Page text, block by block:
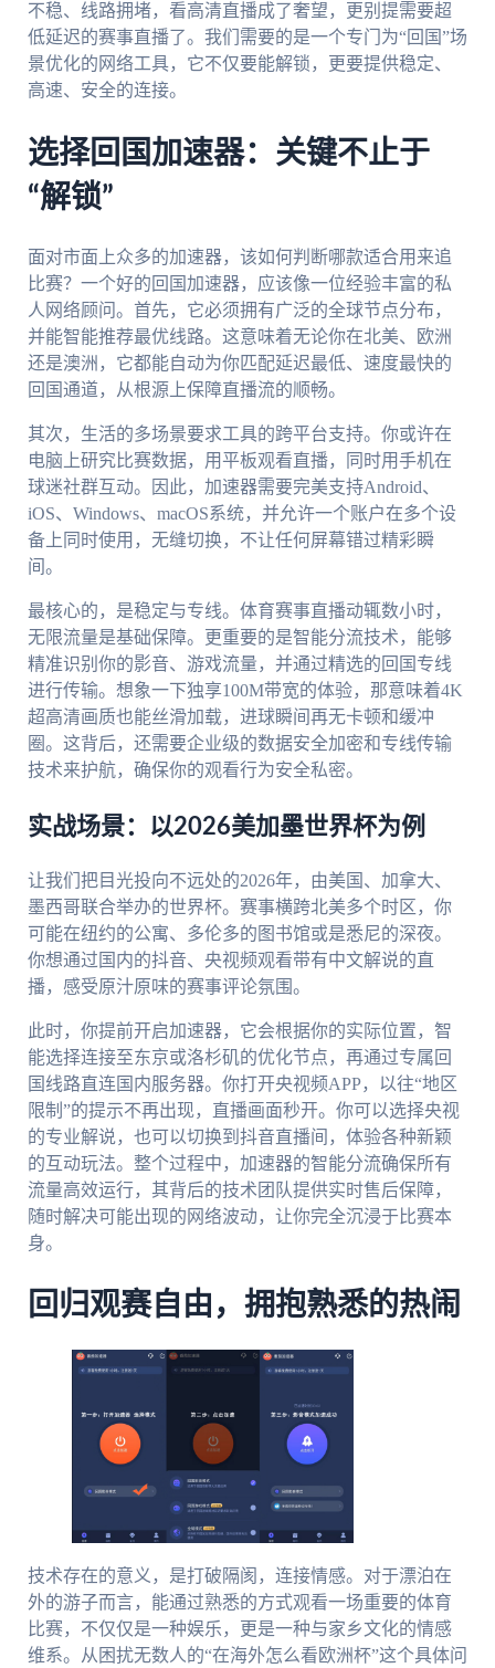
不稳、线路拥堵，看高清直播成了奢望，更别提需要超
低延迟的赛事直播了。我们需要的是一个专门为“回国”场
景优化的网络工具，它不仅要能解锁，更要提供稳定、
高速、安全的连接。
选择回国加速器：关键不止于
“解锁”
面对市面上众多的加速器，该如何判断哪款适合用来追
比赛？一个好的回国加速器，应该像一位经验丰富的私
人网络顾问。首先，它必须拥有广泛的全球节点分布，
并能智能推荐最优线路。这意味着无论你在北美、欧洲
还是澳洲，它都能自动为你匹配延迟最低、速度最快的
回国通道，从根源上保障直播流的顺畅。
其次，生活的多场景要求工具的跨平台支持。你或许在
电脑上研究比赛数据，用平板观看直播，同时用手机在
球迷社群互动。因此，加速器需要完美支持Android、
iOS、Windows、macOS系统，并允许一个账户在多个设
备上同时使用，无缝切换，不让任何屏幕错过精彩瞬
间。
最核心的，是稳定与专线。体育赛事直播动辄数小时，
无限流量是基础保障。更重要的是智能分流技术，能够
精准识别你的影音、游戏流量，并通过精选的回国专线
进行传输。想象一下独享100M带宽的体验，那意味着4K
超高清画质也能丝滑加载，进球瞬间再无卡顿和缓冲
圈。这背后，还需要企业级的数据安全加密和专线传输
技术来护航，确保你的观看行为安全私密。
实战场景：以2026美加墨世界杯为例
让我们把目光投向不远处的2026年，由美国、加拿大、
墨西哥联合举办的世界杯。赛事横跨北美多个时区，你
可能在纽约的公寓、多伦多的图书馆或是悉尼的深夜。
你想通过国内的抖音、央视频观看带有中文解说的直
播，感受原汁原味的赛事评论氛围。
此时，你提前开启加速器，它会根据你的实际位置，智
能选择连接至东京或洛杉矶的优化节点，再通过专属回
国线路直连国内服务器。你打开央视频APP，以往“地区
限制”的提示不再出现，直播画面秒开。你可以选择央视
的专业解说，也可以切换到抖音直播间，体验各种新颖
的互动玩法。整个过程中，加速器的智能分流确保所有
流量高效运行，其背后的技术团队提供实时售后保障，
随时解决可能出现的网络波动，让你完全沉浸于比赛本
身。
回归观赛自由，拥抱熟悉的热闹
技术存在的意义，是打破隔阂，连接情感。对于漂泊在
外的游子而言，能通过熟悉的方式观看一场重要的体育
比赛，不仅仅是一种娱乐，更是一种与家乡文化的情感
维系。从困扰无数人的“在海外怎么看欧洲杯”这个具体问